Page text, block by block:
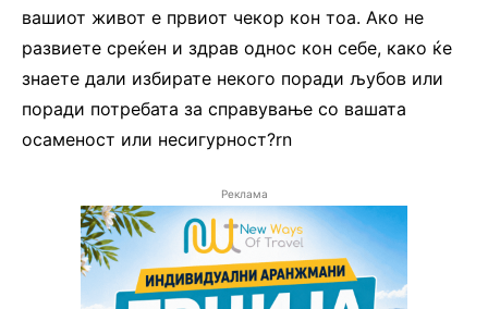
вашиот живот е првиот чекор кон тоа. Ако не
развиете среќен и здрав однос кон себе, како ќе
знаете дали избирате некого поради љубов или
поради потребата за справување со вашата
осаменост или несигурност?rn
Реклама